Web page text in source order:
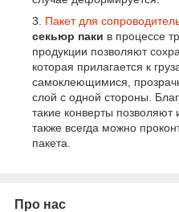
Пакет для
секьюр паки в процессе
продукции позволяют
которая прилагается к
самоклеющимися,
слой с одной стороны.
такие конверты позволяют
также всегда можно
пакета.
Про нас